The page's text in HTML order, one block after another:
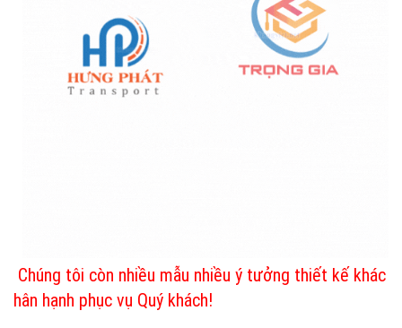
Chúng tôi còn nhiều mẫu nhiều ý tưởng thiết kế khác
hân hạnh phục vụ Quý khách!